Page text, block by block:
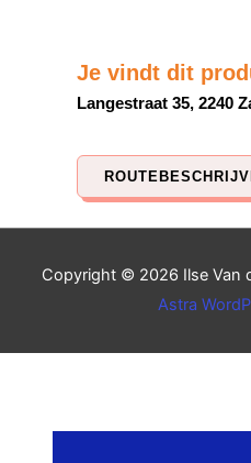
Je vindt dit
Langestraat 35, 2240
Copyright © 2026 Ilse Van
Astra